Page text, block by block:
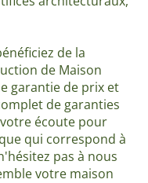
de la
de Maison
garantie de prix et
de garanties
écoute pour
qui correspond à
pas à nous
votre maison